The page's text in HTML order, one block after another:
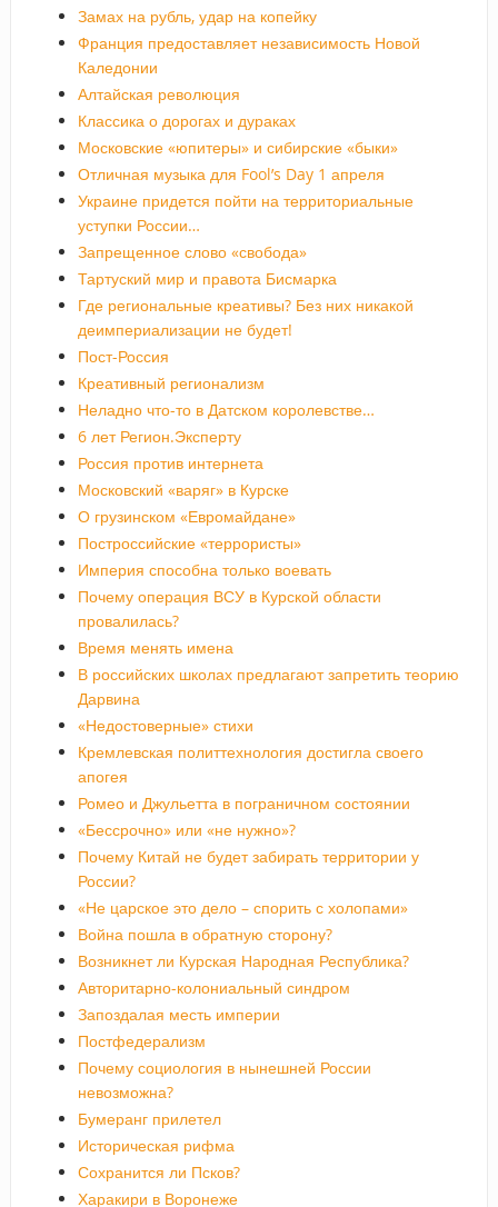
Замах на рубль, удар на копейку
Франция предоставляет независимость Новой
Каледонии
Алтайская революция
Классика о дорогах и дураках
Московские «юпитеры» и сибирские «быки»
Отличная музыка для Fool’s Day 1 апреля
Украине придется пойти на территориальные
уступки России…
Запрещенное слово «свобода»
Тартуский мир и правота Бисмарка
Где региональные креативы? Без них никакой
деимпериализации не будет!
Пост-Россия
Креативный регионализм
Неладно что-то в Датском королевстве…
6 лет Регион.Эксперту
Россия против интернета
Московский «варяг» в Курске
О грузинском «Евромайдане»
Построссийские «террористы»
Империя способна только воевать
Почему операция ВСУ в Курской области
провалилась?
Время менять имена
В российских школах предлагают запретить теорию
Дарвина
«Недостоверные» стихи
Кремлевская политтехнология достигла своего
апогея
Ромео и Джульетта в пограничном состоянии
«Бессрочно» или «не нужно»?
Почему Китай не будет забирать территории у
России?
«Не царское это дело – спорить с холопами»
Война пошла в обратную сторону?
Возникнет ли Курская Народная Республика?
Авторитарно-колониальный синдром
Запоздалая месть империи
Постфедерализм
Почему социология в нынешней России
невозможна?
Бумеранг прилетел
Историческая рифма
Сохранится ли Псков?
Харакири в Воронеже